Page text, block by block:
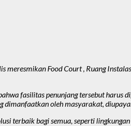
meresmikan Food Court , Ruang
fasilitas penunjang tersebut
dimanfaatkan oleh masyarakat,
terbaik bagi semua, seperti